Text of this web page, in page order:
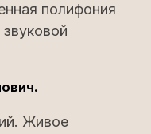
полифония
Живое